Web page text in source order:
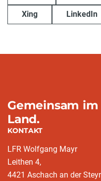
Xing LinkedIn
Gemeinsam
Land.
KONTAKT
LFR Wolfgang Mayr
Leithen 4,
4421 Aschach an der Steyr